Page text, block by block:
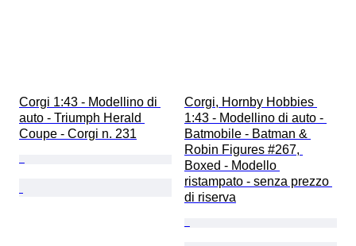
Corgi 1:43 - Modellino di
auto - Triumph Herald
Coupe - Corgi n. 231
Corgi, Hornby Hobbies
1:43 - Modellino di auto -
Batmobile - Batman &
Robin Figures #267,
Boxed - Modello
ristampato - senza prezzo
di riserva